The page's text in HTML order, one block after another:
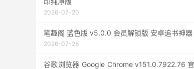
2026-07-20
笔趣阁 蓝色版 v5.0.0 会员解锁版 安卓追书神器
2026-07-28
谷歌浏览器 Google Chrome v151.0.7922.76